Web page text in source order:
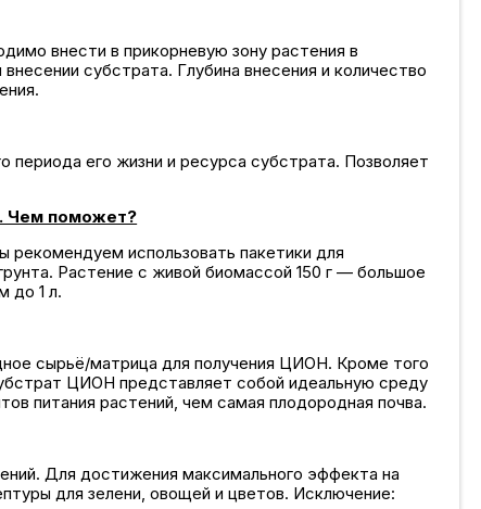
внести в прикорневую зону растения в
субстрата. Глубина внесения и количество
его жизни и ресурса субстрата. Позволяет
Чем поможет?
использовать пакетики для
Растение с живой биомассой 150 г — большое
до 1 л.
сырьё/матрица для получения ЦИОН. Кроме того
ЦИОН представляет собой идеальную среду
питания растений, чем самая плодородная почва.
Для достижения максимального эффекта на
для зелени, овощей и цветов. Исключение: